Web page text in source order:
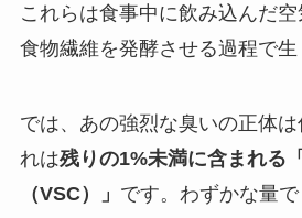
これらは食事中に飲み込んだ
食物繊維を発酵させる過程で生
では、あの強烈な臭いの正体
れは残りの1%未満に含まれる
（VSC）」 です。わずかな量